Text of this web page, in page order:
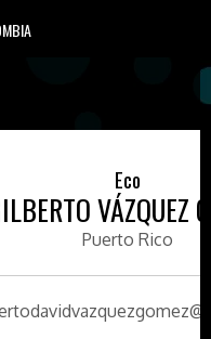
Eco
VÁZQUEZ
Puerto Rico